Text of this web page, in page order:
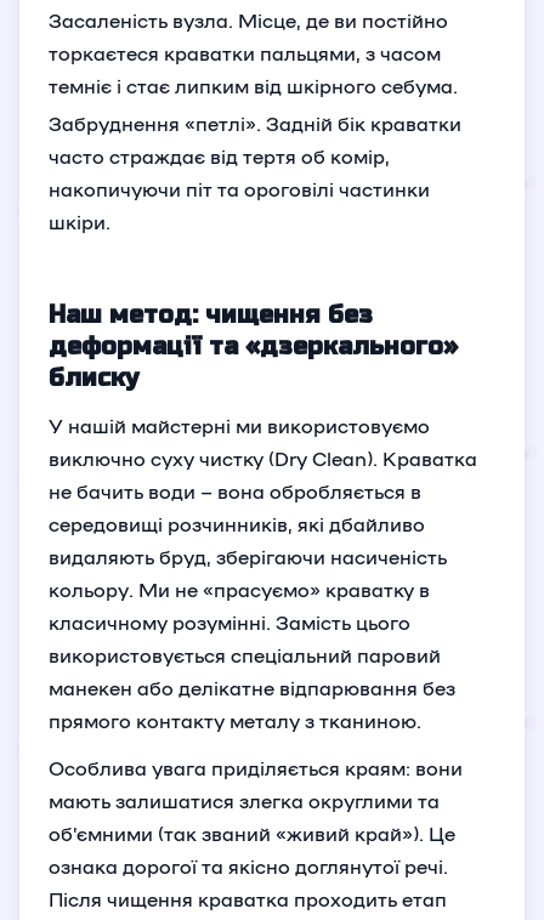
Засаленість вузла. Місце, де ви постійно
торкаєтеся краватки пальцями, з часом
темніє і стає липким від шкірного себума.
Забруднення «петлі». Задній бік краватки
часто страждає від тертя об комір,
накопичуючи піт та ороговілі частинки
шкіри.
Наш метод: чищення без
деформації та «дзеркального»
блиску
У нашій майстерні ми використовуємо
виключно суху чистку (Dry Clean). Краватка
не бачить води – вона обробляється в
середовищі розчинників, які дбайливо
видаляють бруд, зберігаючи насиченість
кольору. Ми не «прасуємо» краватку в
класичному розумінні. Замість цього
використовується спеціальний паровий
манекен або делікатне відпарювання без
прямого контакту металу з тканиною.
Особлива увага приділяється краям: вони
мають залишатися злегка округлими та
об’ємними (так званий «живий край»). Це
ознака дорогої та якісно доглянутої речі.
Після чищення краватка проходить етап